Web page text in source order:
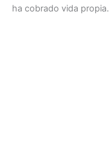
ha cobrado vida propia.